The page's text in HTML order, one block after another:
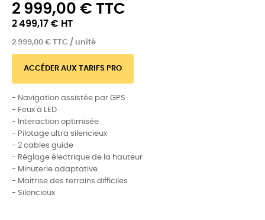
2 999,00 € TTC
2 499,17 € HT
2 999,00 € TTC / unité
ACCÉDER AUX TARIFS PRO
- Navigation assistée par GPS
- Feux à LED
- Interaction optimisée
- Pilotage ultra silencieux
- 2 cables guide
- Réglage électrique de la hauteur
- Minuterie adaptative
- Maîtrise des terrains difficiles
- Silencieux